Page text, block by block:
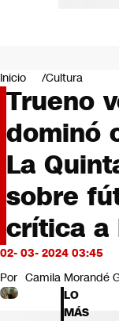
Negocios
Deportes
Programas
Cultura
Servicios
Bits
CNN Data
CNN tiempo
Futuro 360
Opinión
Inicio Cultura
Trueno
dominó
La
sobre
crítica a
02- 03- 2024 03:45
Por Camila Morandé
LO
MÁS